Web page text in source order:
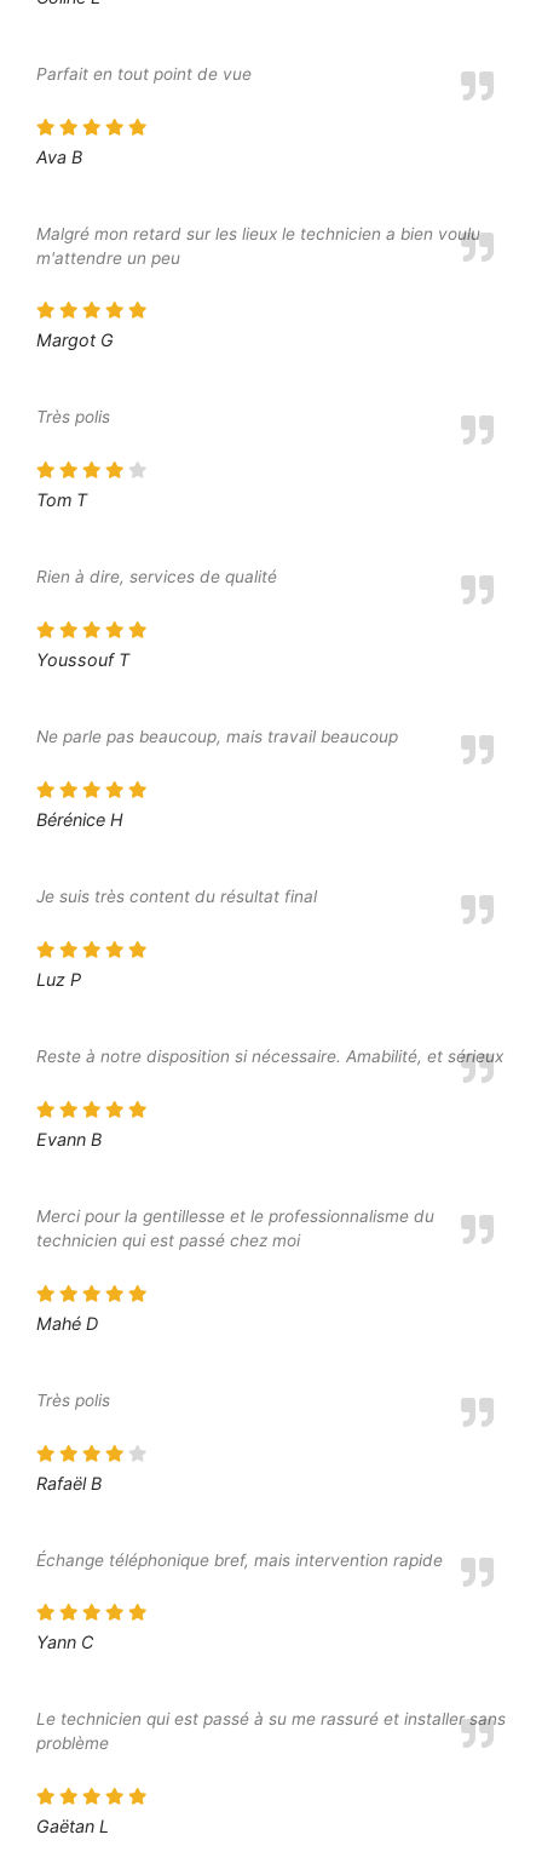
Parfait en tout point de vue
Ava B
Malgré mon retard sur les lieux le technicien a bien voulu
m'attendre un peu
Margot G
Très polis
Tom T
Rien à dire, services de qualité
Youssouf T
Ne parle pas beaucoup, mais travail beaucoup
Bérénice H
Je suis très content du résultat final
Luz P
Reste à notre disposition si nécessaire. Amabilité, et sérieux
Evann B
Merci pour la gentillesse et le professionnalisme du
technicien qui est passé chez moi
Mahé D
Très polis
Rafaël B
Échange téléphonique bref, mais intervention rapide
Yann C
Le technicien qui est passé à su me rassuré et installer sans
problème
Gaëtan L